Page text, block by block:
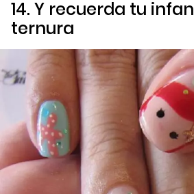
14. Y recuerda tu
ternura